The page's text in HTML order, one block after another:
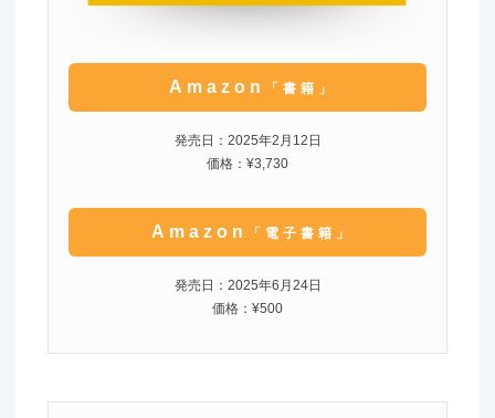
Amazon 「書籍」
発売日：2025年2月12日
価格：¥3,730
Amazon 「電子書籍」
発売日：2025年6月24日
価格：¥500